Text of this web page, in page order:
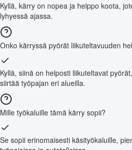
Kyllä, kärry on nopea ja helppo koota,
lyhyessä ajassa.
Onko kärryssä pyörät liikuteltavuuden
Kyllä, siinä on helposti liikuteltavat
siirtää työpajan eri alueilla.
Mille työkaluille tämä kärry sopii?
Se sopii erinomaisesti käsityökaluille,